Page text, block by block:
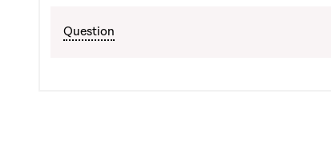
Question